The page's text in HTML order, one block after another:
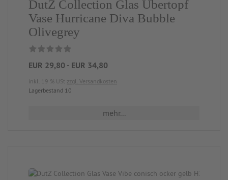
DutZ Collection Glas Übertopf
Vase Hurricane Diva Bubble
Olivegrey
EUR 29,80 - EUR 34,80
inkl. 19 % USt zzgl. Versandkosten
Lagerbestand 10
mehr...